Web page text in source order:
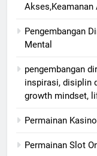
Akses,Keamanan
Pengembangan
Mental
pengembangan
inspirasi, disiplin
growth mindset,
Permainan
Permainan Slot